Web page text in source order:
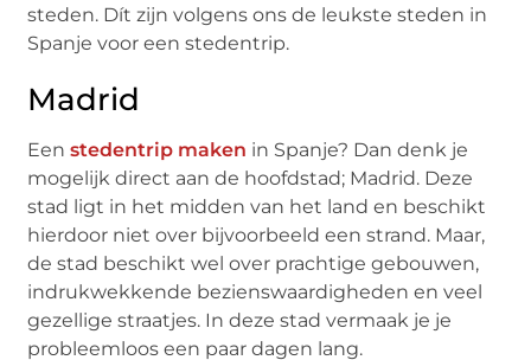
steden. Dít zijn volgens ons de leukste steden in
Spanje voor een stedentrip.
Madrid
Eenstedentrip maken in Spanje? Dan denk je
mogelijk direct aan de hoofdstad; Madrid. Deze
stad ligt in het midden van het land en beschikt
hierdoor niet over bijvoorbeeld een strand. Maar,
de stad beschikt wel over prachtige gebouwen,
indrukwekkende bezienswaardigheden en veel
gezellige straatjes. In deze stad vermaak je je
probleemloos een paar dagen lang.